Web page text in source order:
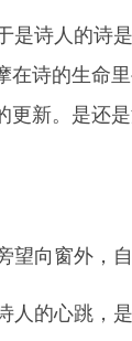
诗人的诗是
在诗的生命
更新。是还
望向窗外，
的心跳，